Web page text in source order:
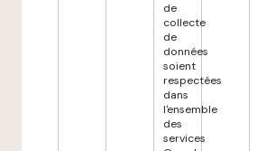
de
collecte
de
données
soient
respectées
dans
l'ensemble
des
services